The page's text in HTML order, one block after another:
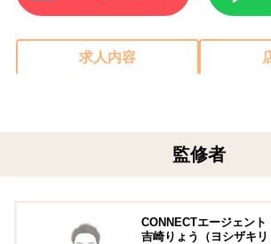
求人内容
監修者
CONNECTエージェント
吉崎りょう（ヨシザキリ